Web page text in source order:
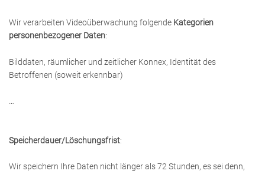
Wir verarbeiten Videoüberwachung folgende Kategorien
personenbezogener Daten:
Bilddaten, räumlicher und zeitlicher Konnex, Identität des
Betroffenen (soweit erkennbar)
Speicherdauer/Löschungsfrist:
Wir speichern Ihre Daten nicht länger als 72 Stunden, es sei denn,